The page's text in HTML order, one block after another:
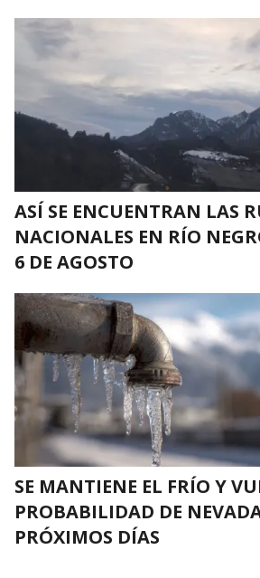
ASÍ SE ENCUENTRAN LAS
NACIONALES EN RÍO
6 DE AGOSTO
SE MANTIENE EL FRÍO Y
PROBABILIDAD DE
PRÓXIMOS DÍAS